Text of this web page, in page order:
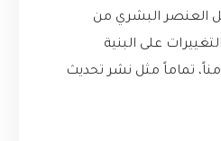
العنصر البشري من
على البنية
تماماً مثل نشر تحديث